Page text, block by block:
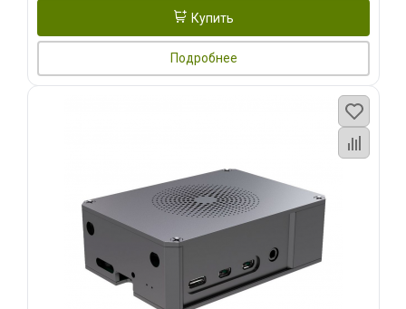
Купить
Подробнее